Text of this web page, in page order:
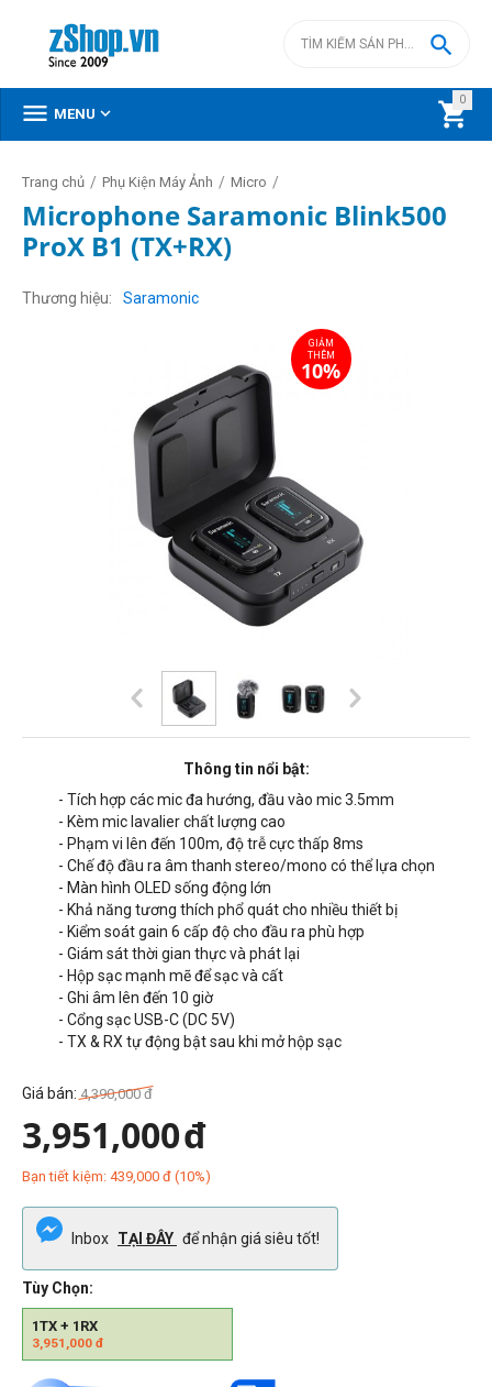
0


 MENU 
Trang chủ / Phụ Kiện Máy Ảnh / Micro /
Microphone Saramonic Blink500
ProX B1 (TX+RX)
Thương hiệu Saramonic
Thông tin nổi bật:
- Tích hợp các mic đa hướng, đầu vào mic 3.5mm
- Kèm mic lavalier chất lượng cao
- Phạm vi lên đến 100m, độ trễ cực thấp 8ms
- Chế độ đầu ra âm thanh stereo/mono có thể lựa chọn
- Màn hình OLED sống động lớn
- Khả năng tương thích phổ quát cho nhiều thiết bị
- Kiểm soát gain 6 cấp độ cho đầu ra phù hợp
- Giám sát thời gian thực và phát lại
- Hộp sạc mạnh mẽ để sạc và cất
- Ghi âm lên đến 10 giờ
- Cổng sạc USB-C (DC 5V)
- TX & RX tự động bật sau khi mở hộp sạc
Giá bán: 4,390,000 đ
3,951,000đ
Bạn tiết kiệm: 439,000 đ (10%)
Inbox TẠI ĐÂY để nhận giá siêu tốt!
Tùy Chọn:
1TX + 1RX
3,951,000 đ